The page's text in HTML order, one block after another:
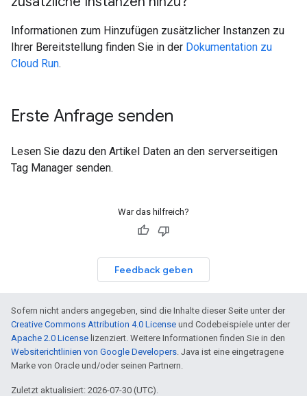
Informationen zum Hinzufügen zusätzlicher Instanzen zu
Ihrer Bereitstellung finden Sie in der Dokumentation zu
Cloud Run.
Erste Anfrage senden
Lesen Sie dazu den Artikel Daten an den serverseitigen
Tag Manager senden.
War das hilfreich?
Feedback geben
Sofern nicht anders angegeben, sind die Inhalte dieser Seite unter der
Creative Commons Attribution 4.0 License und Codebeispiele unter der
Apache 2.0 License lizenziert. Weitere Informationen finden Sie in den
Websiterichtlinien von Google Developers. Java ist eine eingetragene
Marke von Oracle und/oder seinen Partnern.
Zuletzt aktualisiert: 2026-07-30 (UTC).